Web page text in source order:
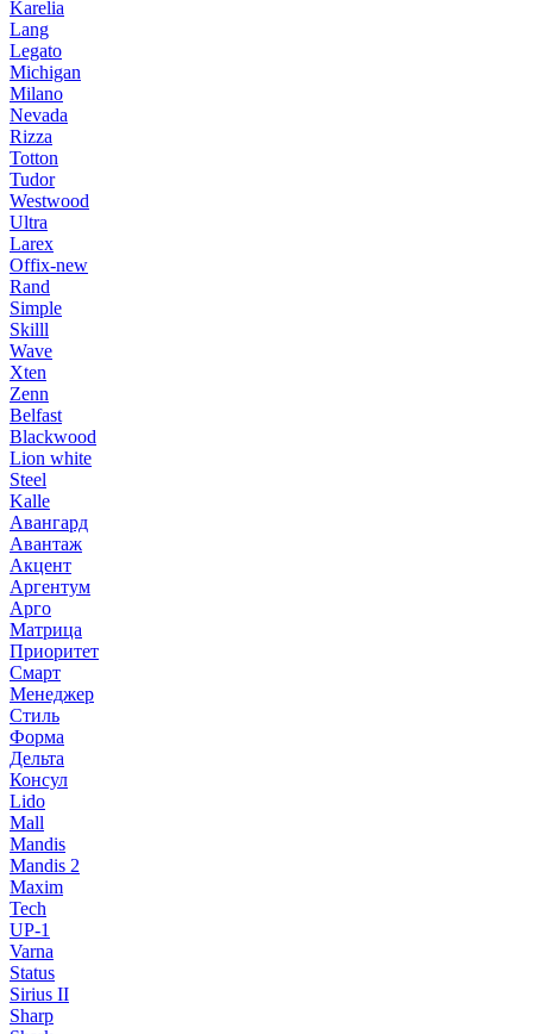
Karelia
Lang
Legato
Michigan
Milano
Nevada
Rizza
Totton
Tudor
Westwood
Ultra
Larex
Offix-new
Rand
Simple
Skilll
Wave
Xten
Zenn
Belfast
Blackwood
Lion white
Steel
Kalle
Авангард
Авантаж
Акцент
Аргентум
Арго
Матрица
Приоритет
Смарт
Менеджер
Стиль
Форма
Дельта
Консул
Lido
Mall
Mandis
Mandis 2
Maxim
Tech
UP-1
Varna
Status
Sirius II
Sharp